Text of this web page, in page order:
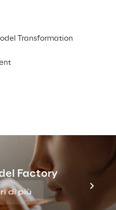
Transformation
Factory
di più